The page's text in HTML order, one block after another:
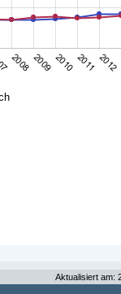
Aktualisiert am: